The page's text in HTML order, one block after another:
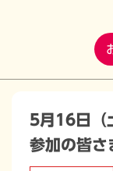
5月16日（
参加の皆さ